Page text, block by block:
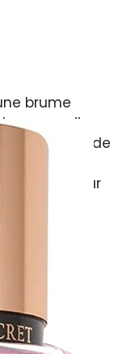
brume
un voile
Ses notes de
une
idéale pour